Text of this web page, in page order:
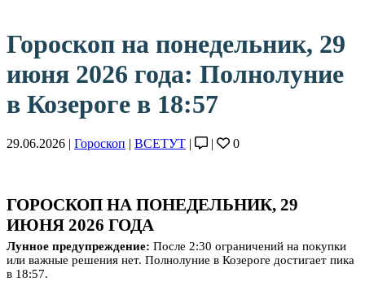
Гороскоп на понедельник, 29
июня 2026 года: Полнолуние
в Козероге в 18:57
29.06.2026 | Гороскоп | ВСЕТУТ | | 0
ГОРОСКОП НА ПОНЕДЕЛЬНИК, 29
ИЮНЯ 2026 ГОДА
Лунное предупреждение: После 2:30 ограничений на покупки
или важные решения нет. Полнолуние в Козероге достигает пика
в 18:57.